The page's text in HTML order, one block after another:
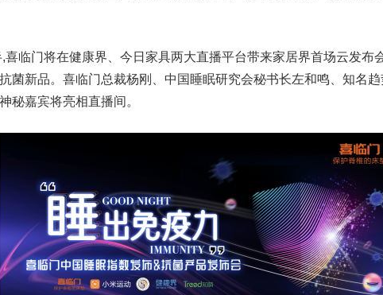
门将在健康界、今日家具两大直播平台带来家居界首场云发布
菌新品。喜临门总裁杨刚、中国睡眠研究会秘书长左和鸣、知名
秘嘉宾将亮相直播间。